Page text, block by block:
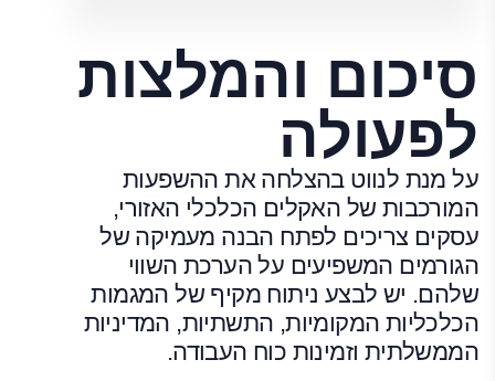
סיכום והמלצות
לפעולה
על מנת לנווט בהצלחה את ההשפעות
המורכבות של האקלים הכלכלי האזורי,
עסקים צריכים לפתח הבנה מעמיקה של
הגורמים המשפיעים על הערכת השווי
שלהם. יש לבצע ניתוח מקיף של המגמות
הכלכליות המקומיות, התשתיות, המדיניות
הממשלתית וזמינות כוח העבודה.